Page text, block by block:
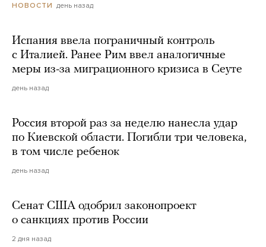
НОВОСТИ день назад
Испания ввела пограничный контроль
с Италией. Ранее Рим ввел аналогичные
меры из-за миграционного кризиса в Сеуте
день назад
Россия второй раз за неделю нанесла удар
по Киевской области. Погибли три человека,
в том числе ребенок
день назад
Сенат США одобрил законопроект
о санкциях против России
2 дня назад